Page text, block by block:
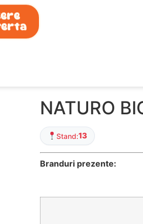
NATURO
Stand:13
Branduri prezente: